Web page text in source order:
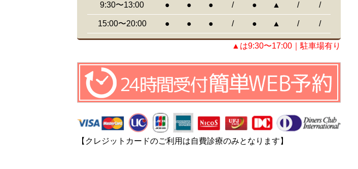
9:30〜13:00 ● ● ● / ● ▲ / /
15:00〜20:00 ● ● ● / ● ▲ / /
▲は9:30〜17:00｜駐車場有り
【クレジットカードのご利用は自費診療のみとなります】